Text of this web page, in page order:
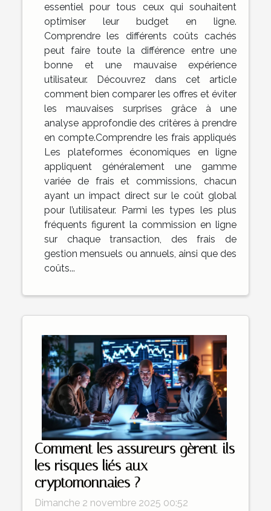
essentiel pour tous ceux qui souhaitent
optimiser leur budget en ligne.
Comprendre les différents coûts cachés
peut faire toute la différence entre une
bonne et une mauvaise expérience
utilisateur. Découvrez dans cet article
comment bien comparer les offres et éviter
les mauvaises surprises grâce à une
analyse approfondie des critères à prendre
en compte.Comprendre les frais appliqués
Les plateformes économiques en ligne
appliquent généralement une gamme
variée de frais et commissions, chacun
ayant un impact direct sur le coût global
pour l’utilisateur. Parmi les types les plus
fréquents figurent la commission en ligne
sur chaque transaction, des frais de
gestion mensuels ou annuels, ainsi que des
coûts...
Comment les assureurs gèrent-ils
les risques liés aux
cryptomonnaies ?
Dimanche 2 novembre 2025 00:52